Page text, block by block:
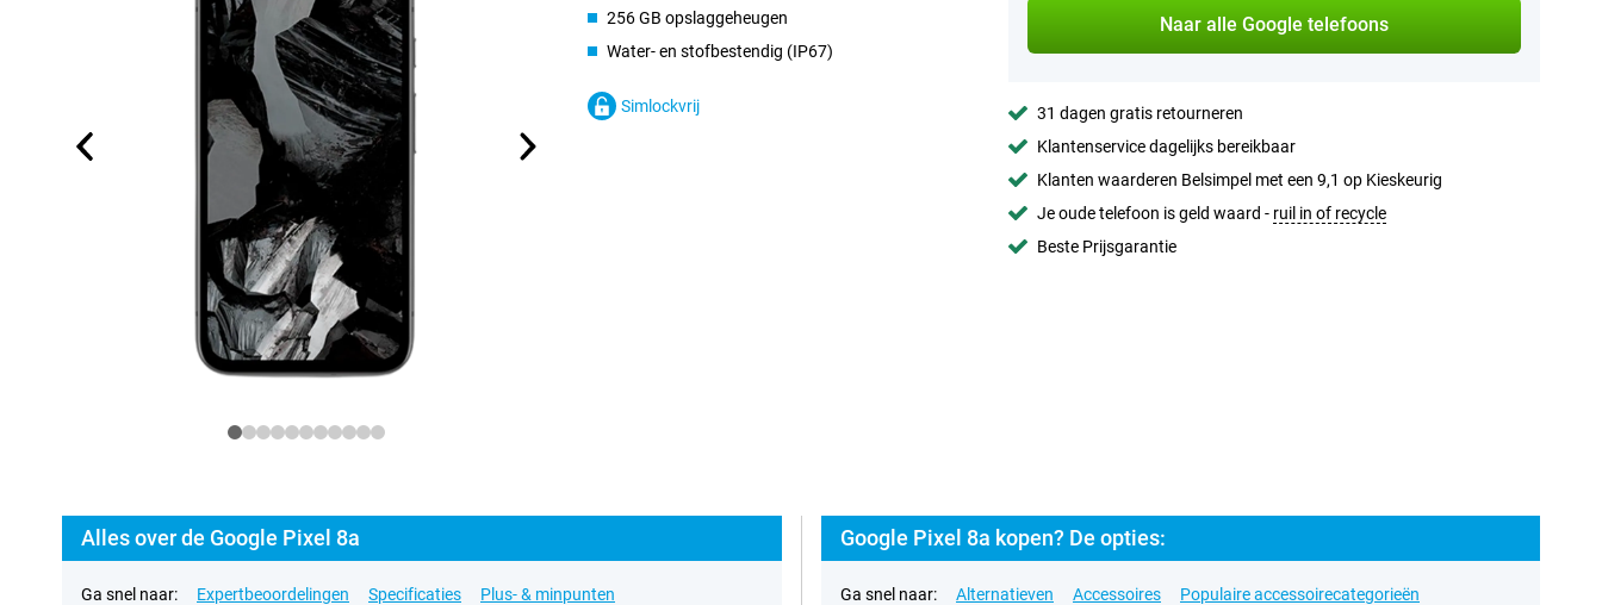
256 GB opslaggeheugen
Water- en stofbestendig (IP67)
Simlockvrij
Naar alle Google telefoons
31 dagen gratis retourneren
Klantenservice dagelijks bereikbaar
Klanten waarderen Belsimpel met een 9,1 op Kieskeurig
Je oude telefoon is geld waard - ruil in of recycle
Beste Prijsgarantie
Alles over de Google Pixel 8a
Ga snel naar: Expertbeoordelingen Specificaties Plus- & minpunten
Google Pixel 8a kopen? De opties:
Ga snel naar: Alternatieven Accessoires Populaire accessoirecategorieën